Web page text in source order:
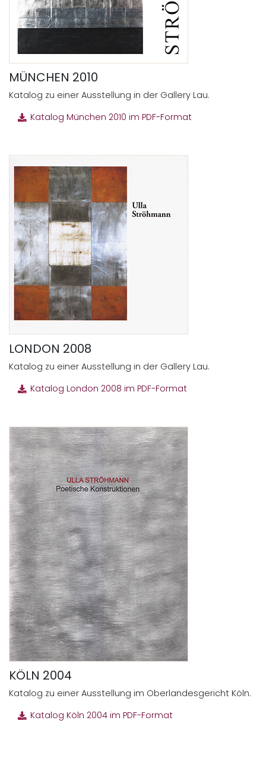
MÜNCHEN 2010
Katalog zu einer Ausstellung in der Gallery Lau.
Katalog München 2010 im PDF-Format
LONDON 2008
Katalog zu einer Ausstellung in der Gallery Lau.
Katalog London 2008 im PDF-Format
KÖLN 2004
Katalog zu einer Ausstellung im Oberlandesgericht Köln.
Katalog Köln 2004 im PDF-Format